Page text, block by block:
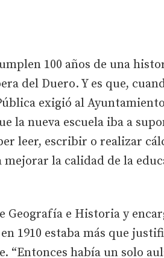
100 años de una
del Duero. Y es que,
exigió al
la nueva escuela iba a
leer, escribir o realizar
la calidad de la
Geografía e Historia y
1910 estaba más que
había un solo